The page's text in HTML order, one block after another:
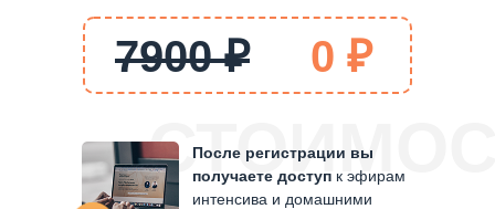
7900 ₽ 0 ₽
После регистрации вы
получаете доступ к эфирам
интенсива и домашними